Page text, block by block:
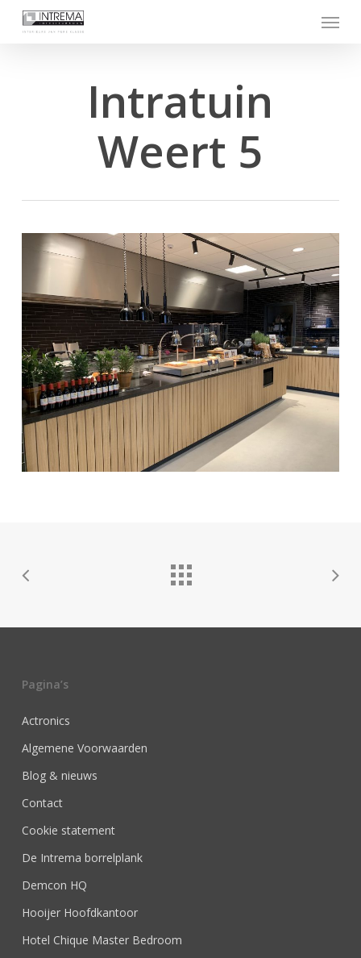
Menu
Intratuin
Weert 5
Pagina’s
Actronics
Algemene Voorwaarden
Blog & nieuws
Contact
Cookie statement
De Intrema borrelplank
Demcon HQ
Hooijer Hoofdkantoor
Hotel Chique Master Bedroom